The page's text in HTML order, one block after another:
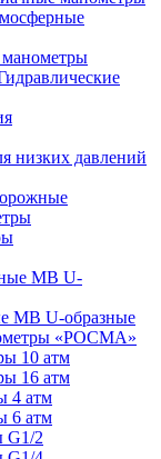
манометры
низких давлений
МВ U-образные
«РОСМА»
10 атм
16 атм
4 атм
6 атм
G1/2